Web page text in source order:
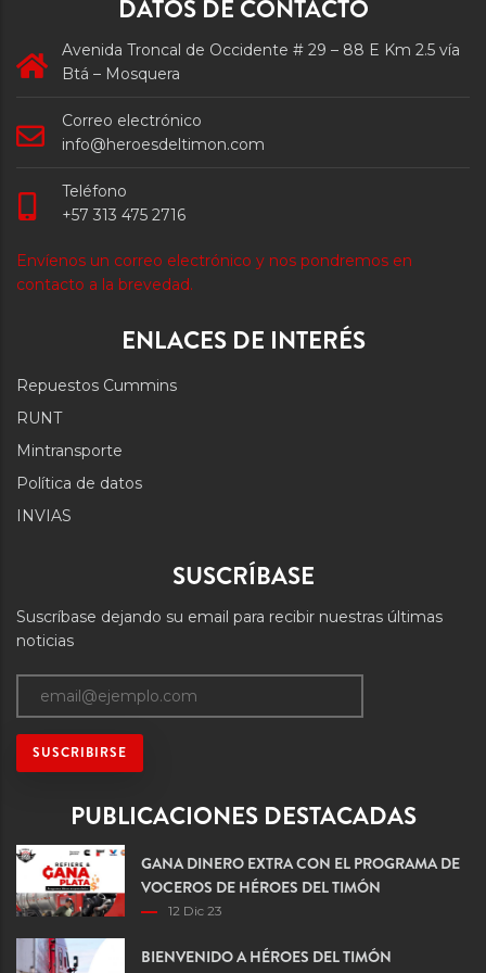
DATOS DE CONTACTO
Avenida Troncal de Occidente # 29 – 88 E Km 2.5 vía
Btá – Mosquera
Correo electrónico
info@heroesdeltimon.com
Teléfono
+57 313 475 2716
Envíenos un correo electrónico y nos pondremos en
contacto a la brevedad.
ENLACES DE INTERÉS
Repuestos Cummins
RUNT
Mintransporte
Política de datos
INVIAS
SUSCRÍBASE
Suscríbase dejando su email para recibir nuestras últimas
noticias
PUBLICACIONES DESTACADAS
GANA DINERO EXTRA CON EL PROGRAMA DE
VOCEROS DE HÉROES DEL TIMÓN
12 Dic 23
BIENVENIDO A HÉROES DEL TIMÓN